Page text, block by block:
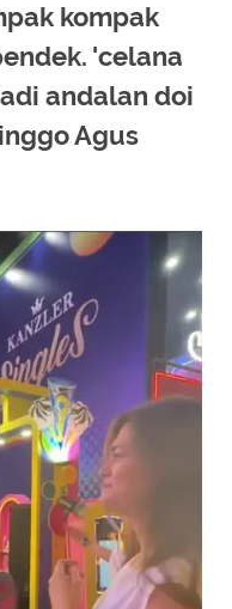
kompak
'celana
andalan doi
Agus